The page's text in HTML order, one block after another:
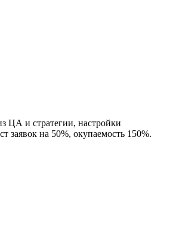
ЦА и стратегии, настройки
заявок на 50%, окупаемость 150%.